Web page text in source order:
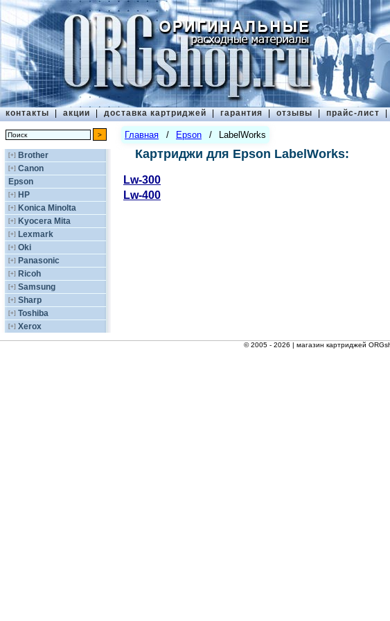
контакты | акции | доставка картриджей | гарантия | отзывы | прайс-лист |
[+] Brother
[+] Canon
Epson
[+] HP
[+] Konica Minolta
[+] Kyocera Mita
[+] Lexmark
[+] Oki
[+] Panasonic
[+] Ricoh
[+] Samsung
[+] Sharp
[+] Toshiba
[+] Xerox
Главная / Epson / LabelWorks
Картриджи для Epson LabelWorks:
Lw-300
Lw-400
© 2005 - 2026 | магазин картриджей